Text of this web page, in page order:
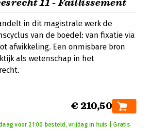
11 - Faillissement
in dit magistrale werk de
van de boedel: van fixatie via
afwikkeling. Een onmisbare bron
als wetenschap in het
€ 210,50
voor 21:00 besteld, vrijdag in huis | Gratis